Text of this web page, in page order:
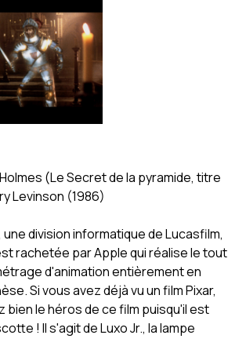
(Le Secret de la pyramide, titre
Levinson (1986)
une division informatique de Lucasfilm,
rachetée par Apple qui réalise le tout
d'animation entièrement en
Si vous avez déjà vu un film Pixar,
bien le héros de ce film puisqu'il est
! Il s'agit de Luxo Jr., la lampe